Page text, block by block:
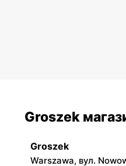
Groszek
Groszek
Warszawa, вул.